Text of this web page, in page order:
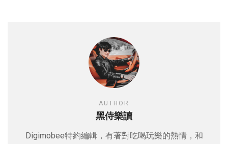
AUTHOR
黑侍樂讀
Digimobee特約編輯，有著對吃喝玩樂的熱情，和